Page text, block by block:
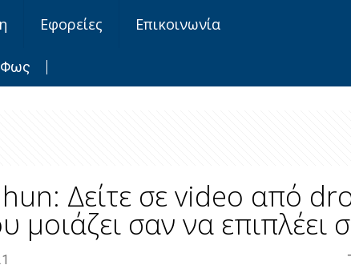
Εφορείες Επικοινωνία
Δείτε σε video από
μοιάζει σαν να επιπλέει